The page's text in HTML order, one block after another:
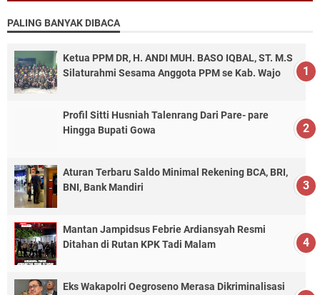
PALING BANYAK DIBACA
Ketua PPM DR, H. ANDI MUH. BASO IQBAL, ST. M.S
Silaturahmi Sesama Anggota PPM se Kab. Wajo
Profil Sitti Husniah Talenrang Dari Pare- pare
Hingga Bupati Gowa
Aturan Terbaru Saldo Minimal Rekening BCA, BRI,
BNI, Bank Mandiri
Mantan Jampidsus Febrie Ardiansyah Resmi
Ditahan di Rutan KPK Tadi Malam
Eks Wakapolri Oegroseno Merasa Dikriminalisasi